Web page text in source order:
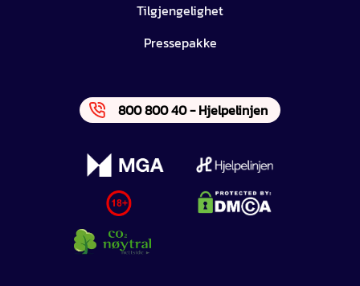
Tilgjengelighet
Pressepakke
800 800 40 - Hjelpelinjen